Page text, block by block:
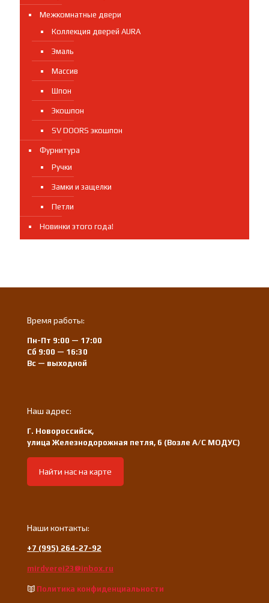
Межкомнатные двери
Коллекция дверей AURA
Эмаль
Массив
Шпон
Экошпон
SV DOORS экошпон
Фурнитура
Ручки
Замки и защелки
Петли
Новинки этого года!
Время работы:
Пн-Пт 9:00 — 17:00
Сб 9:00 — 16:30
Вс — выходной
Наш адрес:
Г. Новороссийск,
улица Железнодорожная петля, 6 (Возле А/С МОДУС)
Найти нас на карте
Наши контакты:
+7 (995) 264-27-92
mirdverei23@inbox.ru
Политика конфиденциальности